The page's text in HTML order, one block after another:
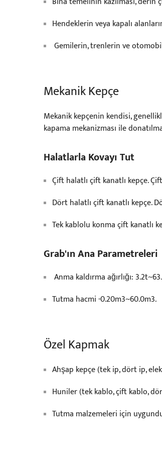
Hendeklerin veya kapalı
Gemilerin, trenlerin ve
Mekanik Kepçe
Mekanik kepçenin kendisi,
kapama mekanizması ile
Halatlarla Kovayı Tut
Çift halatlı çift kanatlı kepçe.
Dört halatlı çift kanatlı kepçe.
Tek kablolu konma çift kanatlı
Grab'ın Ana Parametreleri
Anma kaldırma ağırlığı:
Tutma hacmi -0.20m3~60.0m3.
Özel Kapmak
Ahşap kepçe (tek ip, dört ip,
Huniler (tek kablo, çift kablo,
Tutma malzemeleri için